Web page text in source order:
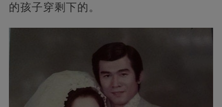
的孩子穿剩下的。